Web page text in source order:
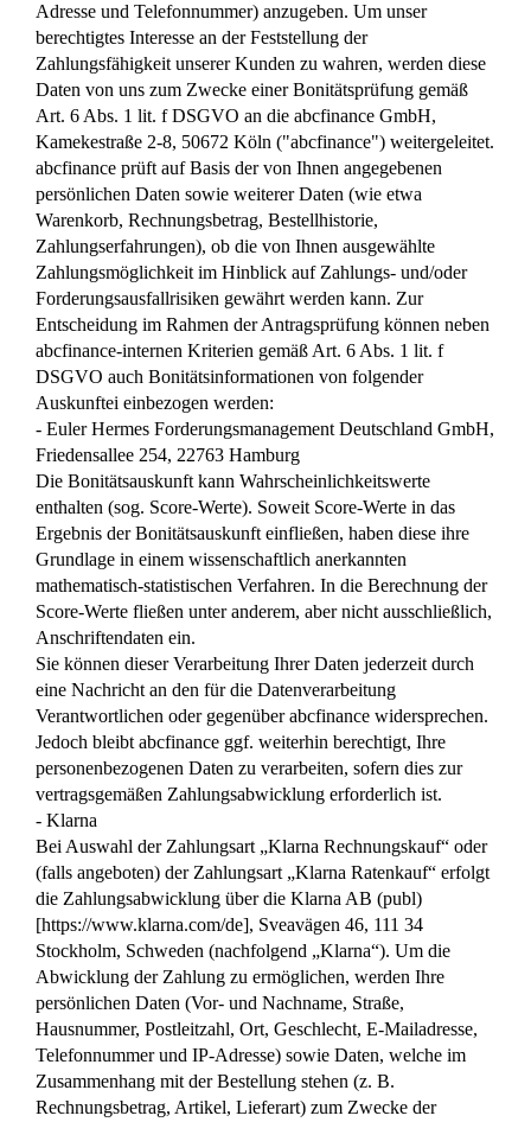
Adresse und Telefonnummer) anzugeben. Um unser
berechtigtes Interesse an der Feststellung der
Zahlungsfähigkeit unserer Kunden zu wahren, werden diese
Daten von uns zum Zwecke einer Bonitätsprüfung gemäß
Art. 6 Abs. 1 lit. f DSGVO an die abcfinance GmbH,
Kamekestraße 2-8, 50672 Köln ("abcfinance") weitergeleitet.
abcfinance prüft auf Basis der von Ihnen angegebenen
persönlichen Daten sowie weiterer Daten (wie etwa
Warenkorb, Rechnungsbetrag, Bestellhistorie,
Zahlungserfahrungen), ob die von Ihnen ausgewählte
Zahlungsmöglichkeit im Hinblick auf Zahlungs- und/oder
Forderungsausfallrisiken gewährt werden kann. Zur
Entscheidung im Rahmen der Antragsprüfung können neben
abcfinance-internen Kriterien gemäß Art. 6 Abs. 1 lit. f
DSGVO auch Bonitätsinformationen von folgender
Auskunftei einbezogen werden:
- Euler Hermes Forderungsmanagement Deutschland GmbH,
Friedensallee 254, 22763 Hamburg
Die Bonitätsauskunft kann Wahrscheinlichkeitswerte
enthalten (sog. Score-Werte). Soweit Score-Werte in das
Ergebnis der Bonitätsauskunft einfließen, haben diese ihre
Grundlage in einem wissenschaftlich anerkannten
mathematisch-statistischen Verfahren. In die Berechnung der
Score-Werte fließen unter anderem, aber nicht ausschließlich,
Anschriftendaten ein.
Sie können dieser Verarbeitung Ihrer Daten jederzeit durch
eine Nachricht an den für die Datenverarbeitung
Verantwortlichen oder gegenüber abcfinance widersprechen.
Jedoch bleibt abcfinance ggf. weiterhin berechtigt, Ihre
personenbezogenen Daten zu verarbeiten, sofern dies zur
vertragsgemäßen Zahlungsabwicklung erforderlich ist.
- Klarna
Bei Auswahl der Zahlungsart „Klarna Rechnungskauf“ oder
(falls angeboten) der Zahlungsart „Klarna Ratenkauf“ erfolgt
die Zahlungsabwicklung über die Klarna AB (publ)
[https://www.klarna.com/de], Sveavägen 46, 111 34
Stockholm, Schweden (nachfolgend „Klarna“). Um die
Abwicklung der Zahlung zu ermöglichen, werden Ihre
persönlichen Daten (Vor- und Nachname, Straße,
Hausnummer, Postleitzahl, Ort, Geschlecht, E-Mailadresse,
Telefonnummer und IP-Adresse) sowie Daten, welche im
Zusammenhang mit der Bestellung stehen (z. B.
Rechnungsbetrag, Artikel, Lieferart) zum Zwecke der